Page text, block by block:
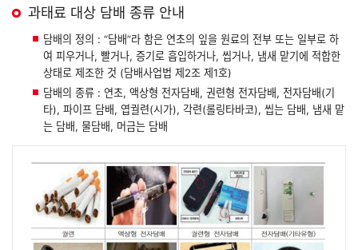
과태료 대상 담배 종류 안내
담배의 정의 : “담배”라 함은 연초의 잎을 원료의 전부 또는 일부로 하
여 피우거나, 빨거나, 증기로 흡입하거나, 씹거나, 냄새 맡기에 적합한
상태로 제조한 것 (담배사업법 제2조 제1호)
담배의 종류 : 연초, 액상형 전자담배, 권련형 전자담배, 전자담배(기
타), 파이프 담배, 엽궐련(시가), 각련(롤링타바코), 씹는 담배, 냄새 맡
는 담배, 물담배, 머금는 담배